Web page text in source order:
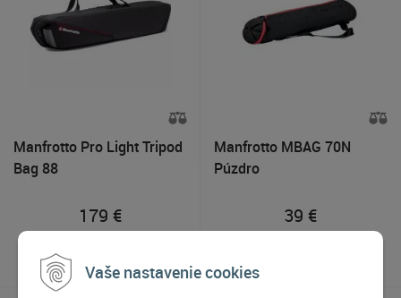
Vaše nastavenie cookies
Manfrotto Pro Light Tripod
Bag 88
179 €
Na objednávku
Manfrotto MBAG 70N
Púzdro
39 €